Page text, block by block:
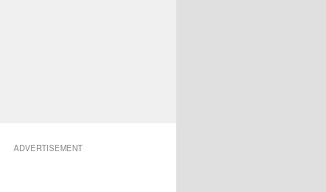
ADVERTISEMENT